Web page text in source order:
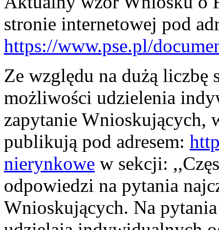
stronie internetowej pod
https://www.pse.pl/
Ze względu na dużą liczbę
możliwości udzielenia
zapytanie Wnioskujących,
publikują pod adresem:
nierynkowe w sekcji:
odpowiedzi na pytania
Wnioskujących. Na